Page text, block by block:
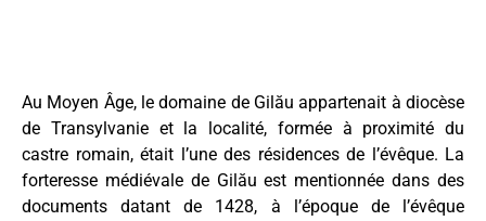
Au Moyen Âge, le domaine de Gilău appartenait à diocèse
de Transylvanie et la localité, formée à proximité du
castre romain, était l’une des résidences de l’évêque. La
forteresse médiévale de Gilău est mentionnée dans des
documents datant de 1428, à l’époque de l’évêque